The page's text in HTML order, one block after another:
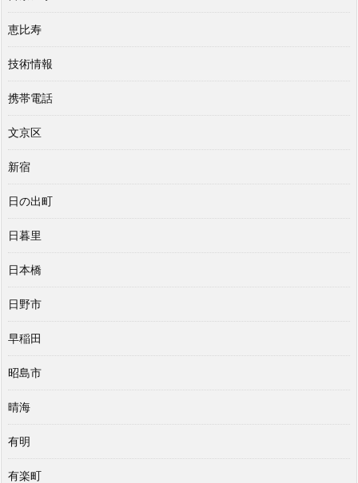
恵比寿
技術情報
携帯電話
文京区
新宿
日の出町
日暮里
日本橋
日野市
早稲田
昭島市
晴海
有明
有楽町